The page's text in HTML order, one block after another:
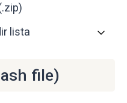
lista
file)